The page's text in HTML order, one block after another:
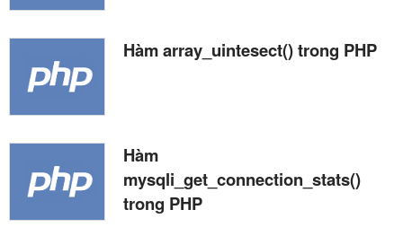
Hàm array_uintesect() trong PHP
Hàm
mysqli_get_connection_stats()
trong PHP